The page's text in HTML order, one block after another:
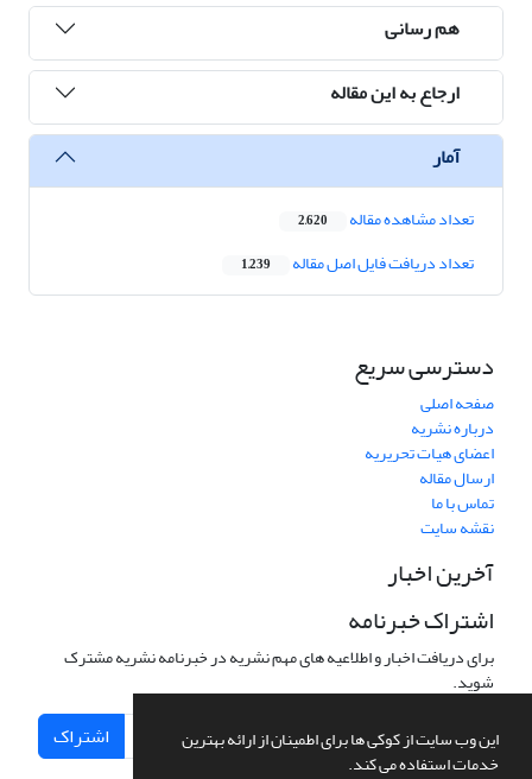
این وب سایت از کوکی ها برای اطمینان از ارائه بهترین
خدمات استفاده می کند.
هم رسانی
ارجاع به این مقاله
آمار
تعداد مشاهده مقاله 2,620
تعداد دریافت فایل اصل مقاله 1,239
دسترسی سریع
صفحه اصلی
درباره نشریه
اعضای هیات تحریریه
ارسال مقاله
تماس با ما
نقشه سایت
آخرین اخبار
اشتراک خبرنامه
برای دریافت اخبار و اطلاعیه های مهم نشریه در خبرنامه نشریه مشترک
شوید.
اشتراک